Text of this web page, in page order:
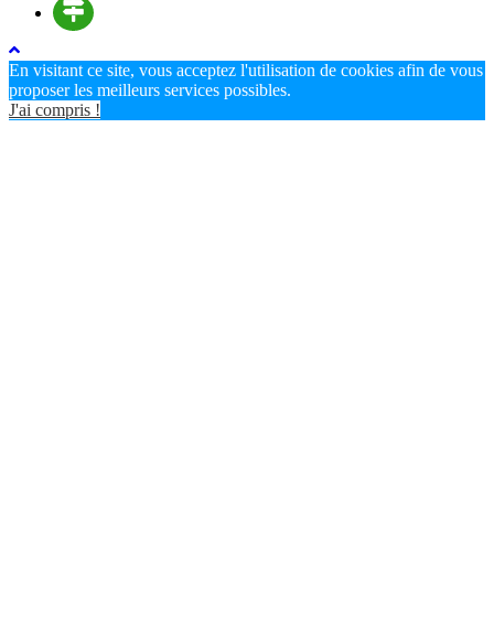
En visitant ce site, vous acceptez l'utilisation de cookies afin de vous
proposer les meilleurs services possibles.
J'ai compris !